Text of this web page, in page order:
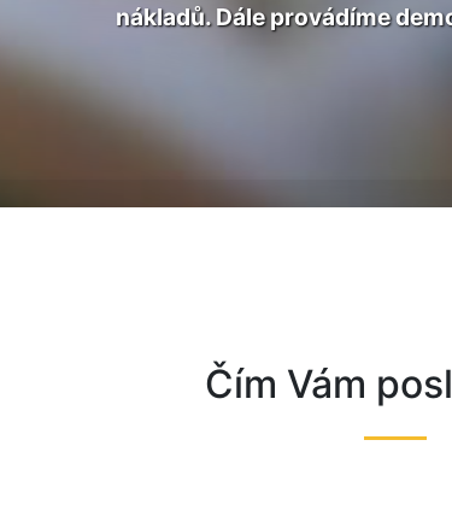
nákladů. Dále provádíme
Čím Vám